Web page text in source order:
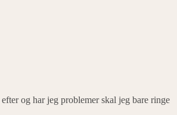
og har jeg problemer skal jeg bare ringe